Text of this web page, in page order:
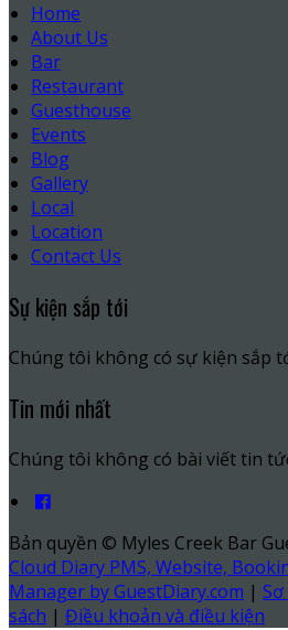
Home
About Us
Bar
Restaurant
Guesthouse
Events
Blog
Gallery
Local
Location
Contact Us
Sự kiện sắp tới
Chúng tôi không có sự kiện sắp
Tin mới nhất
Chúng tôi không có bài viết tin
Bản quyền © Myles Creek Bar
Cloud Diary PMS, Website,
Manager by GuestDiary.com |
sách | Điều khoản và điều kiện